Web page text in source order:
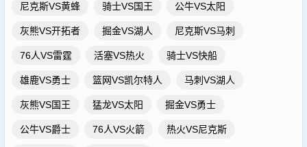
尼克斯VS黄蜂 骑士VS国王 公牛VS太阳
灰熊VS开拓者 掘金VS湖人 尼克斯VS马刺
76人VS雷霆 活塞VS热火 骑士VS快船
雄鹿VS勇士 篮网VS凯尔特人 马刺VS湖人
灰熊VS国王 猛龙VS太阳 掘金VS勇士
公牛VS爵士 76人VS火箭 热火VS尼克斯